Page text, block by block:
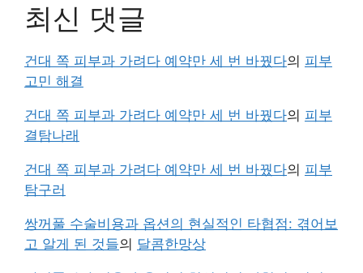
최신 댓글
건대 쪽 피부과 가려다 예약만 세 번 바꿨다의 피부
고민 해결
건대 쪽 피부과 가려다 예약만 세 번 바꿨다의 피부
결탐나래
건대 쪽 피부과 가려다 예약만 세 번 바꿨다의 피부
탐구러
쌍꺼풀 수술비용과 옵션의 현실적인 타협점: 겪어보
고 알게 된 것들의 달콤한망상